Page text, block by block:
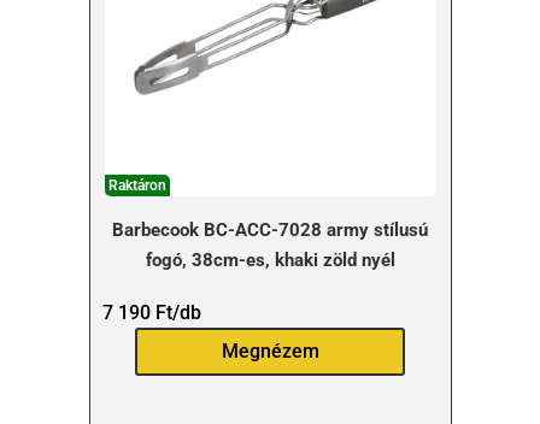
Raktáron
Barbecook BC-ACC-7028 army stílusú
fogó, 38cm-es, khaki zöld nyél
7 190 Ft/db
Megnézem